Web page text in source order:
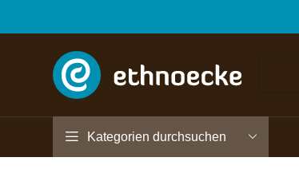
Kategorien durchsuchen